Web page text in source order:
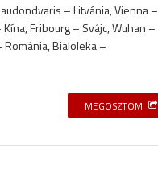
– Litvánia, Vienna –
Fribourg – Svájc, Wuhan –
Bialoleka –
MEGOSZTOM